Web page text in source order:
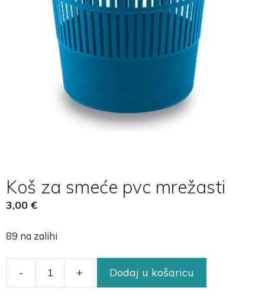
Koš za smeće pvc mrežasti
3,00 €
89 na zalihi
- + Dodaj u košaricu